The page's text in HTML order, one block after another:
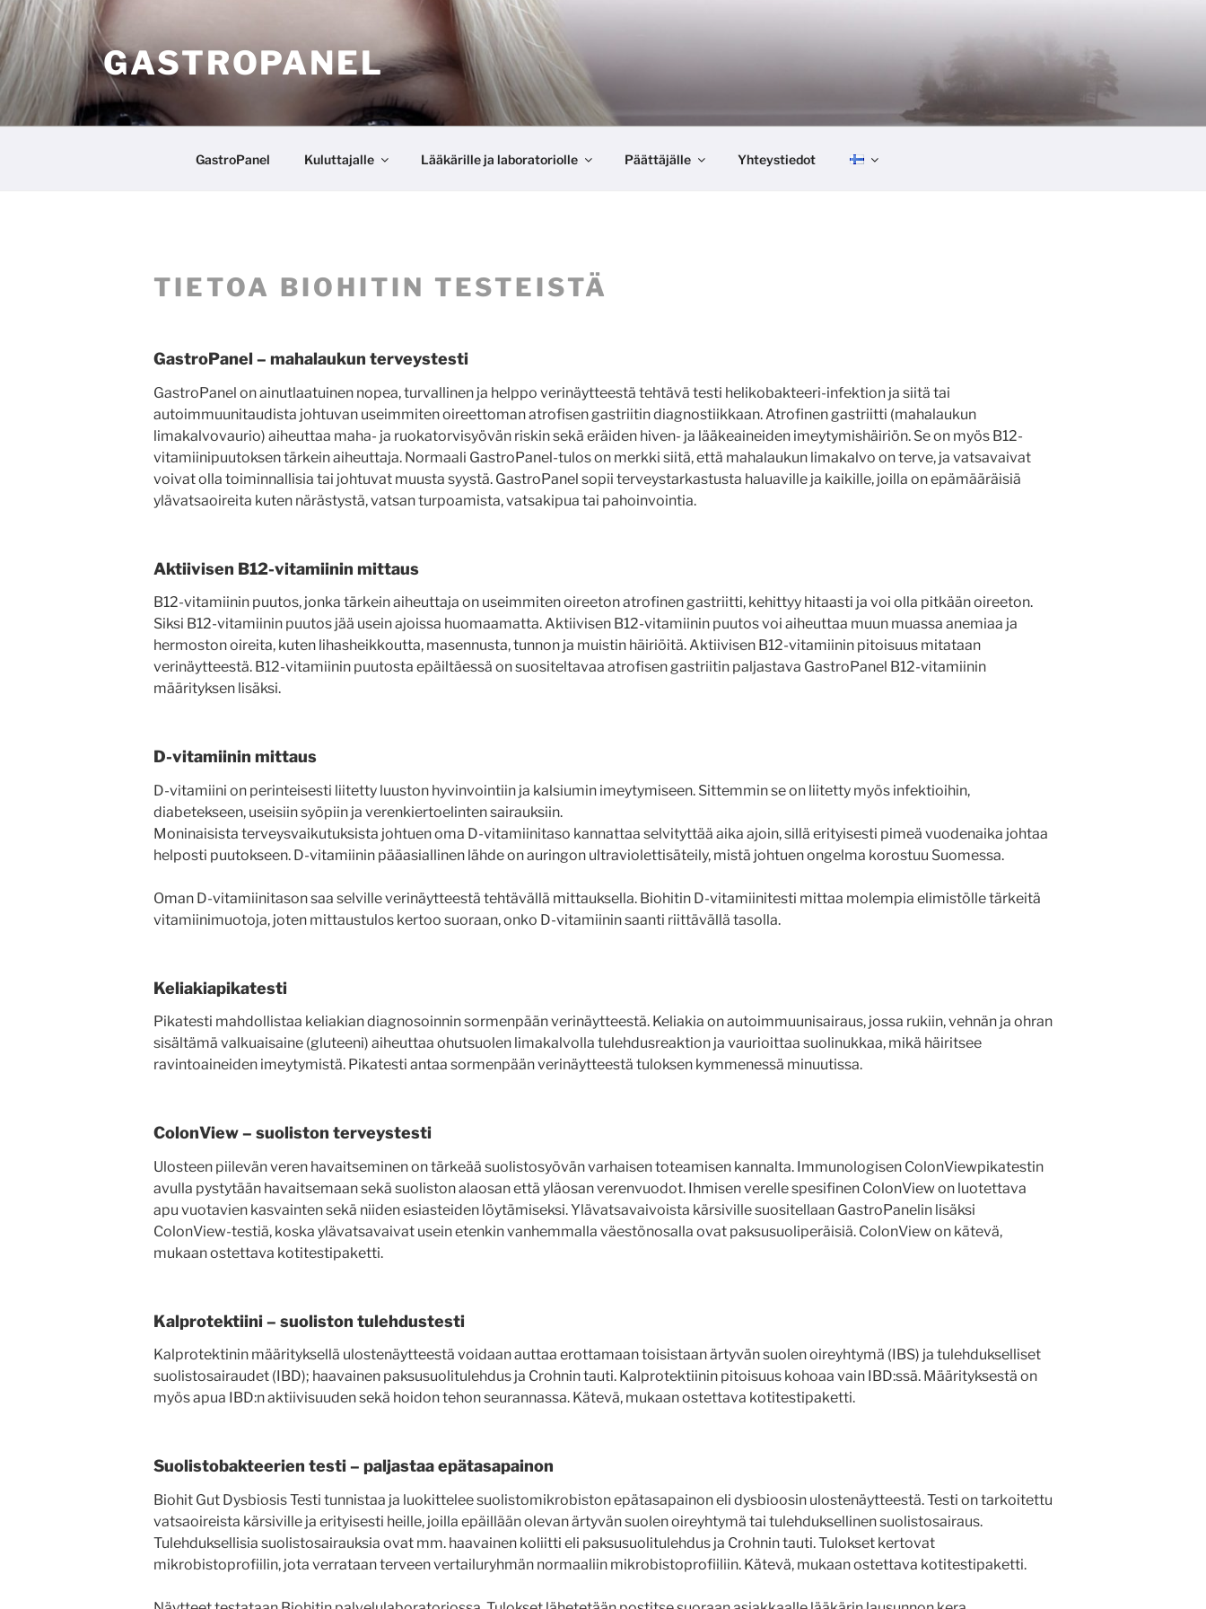
Siirry
sisältöön
GASTROPANEL
GastroPanel Kuluttajalle Lääkärille ja laboratoriolle Päättäjälle Yhteystiedot
TIETOA BIOHITIN TESTEISTÄ
GastroPanel – mahalaukun terveystesti
GastroPanel on ainutlaatuinen nopea, turvallinen ja helppo verinäytteestä tehtävä testi helikobakteeri-infektion ja siitä tai
autoimmuunitaudista johtuvan useimmiten oireettoman atrofisen gastriitin diagnostiikkaan. Atrofinen gastriitti (mahalaukun
limakalvovaurio) aiheuttaa maha- ja ruokatorvisyövän riskin sekä eräiden hiven- ja lääkeaineiden imeytymishäiriön. Se on myös B12-
vitamiinipuutoksen tärkein aiheuttaja. Normaali GastroPanel-tulos on merkki siitä, että mahalaukun limakalvo on terve, ja vatsavaivat
voivat olla toiminnallisia tai johtuvat muusta syystä. GastroPanel sopii terveystarkastusta haluaville ja kaikille, joilla on epämääräisiä
ylävatsaoireita kuten närästystä, vatsan turpoamista, vatsakipua tai pahoinvointia.
Aktiivisen B12-vitamiinin mittaus
B12-vitamiinin puutos, jonka tärkein aiheuttaja on useimmiten oireeton atrofinen gastriitti, kehittyy hitaasti ja voi olla pitkään oireeton.
Siksi B12-vitamiinin puutos jää usein ajoissa huomaamatta. Aktiivisen B12-vitamiinin puutos voi aiheuttaa muun muassa anemiaa ja
hermoston oireita, kuten lihasheikkoutta, masennusta, tunnon ja muistin häiriöitä. Aktiivisen B12-vitamiinin pitoisuus mitataan
verinäytteestä. B12-vitamiinin puutosta epäiltäessä on suositeltavaa atrofisen gastriitin paljastava GastroPanel B12-vitamiinin
määrityksen lisäksi.
D-vitamiinin mittaus
D-vitamiini on perinteisesti liitetty luuston hyvinvointiin ja kalsiumin imeytymiseen. Sittemmin se on liitetty myös infektioihin,
diabetekseen, useisiin syöpiin ja verenkiertoelinten sairauksiin.
Moninaisista terveysvaikutuksista johtuen oma D-vitamiinitaso kannattaa selvityttää aika ajoin, sillä erityisesti pimeä vuodenaika johtaa
helposti puutokseen. D-vitamiinin pääasiallinen lähde on auringon ultraviolettisäteily, mistä johtuen ongelma korostuu Suomessa.
Oman D-vitamiinitason saa selville verinäytteestä tehtävällä mittauksella. Biohitin D-vitamiinitesti mittaa molempia elimistölle tärkeitä
vitamiinimuotoja, joten mittaustulos kertoo suoraan, onko D-vitamiinin saanti riittävällä tasolla.
Keliakiapikatesti
Pikatesti mahdollistaa keliakian diagnosoinnin sormenpään verinäytteestä. Keliakia on autoimmuunisairaus, jossa rukiin, vehnän ja ohran
sisältämä valkuaisaine (gluteeni) aiheuttaa ohutsuolen limakalvolla tulehdusreaktion ja vaurioittaa suolinukkaa, mikä häiritsee
ravintoaineiden imeytymistä. Pikatesti antaa sormenpään verinäytteestä tuloksen kymmenessä minuutissa.
ColonView – suoliston terveystesti
Ulosteen piilevän veren havaitseminen on tärkeää suolistosyövän varhaisen toteamisen kannalta. Immunologisen ColonViewpikatestin
avulla pystytään havaitsemaan sekä suoliston alaosan että yläosan verenvuodot. Ihmisen verelle spesifinen ColonView on luotettava
apu vuotavien kasvainten sekä niiden esiasteiden löytämiseksi. Ylävatsavaivoista kärsiville suositellaan GastroPanelin lisäksi
ColonView-testiä, koska ylävatsavaivat usein etenkin vanhemmalla väestönosalla ovat paksusuoliperäisiä. ColonView on kätevä,
mukaan ostettava kotitestipaketti.
Kalprotektiini – suoliston tulehdustesti
Kalprotektinin määrityksellä ulostenäytteestä voidaan auttaa erottamaan toisistaan ärtyvän suolen oireyhtymä (IBS) ja tulehdukselliset
suolistosairaudet (IBD); haavainen paksusuolitulehdus ja Crohnin tauti. Kalprotektiinin pitoisuus kohoaa vain IBD:ssä. Määrityksestä on
myös apua IBD:n aktiivisuuden sekä hoidon tehon seurannassa. Kätevä, mukaan ostettava kotitestipaketti.
Suolistobakteerien testi – paljastaa epätasapainon
Biohit Gut Dysbiosis Testi tunnistaa ja luokittelee suolistomikrobiston epätasapainon eli dysbioosin ulostenäytteestä. Testi on tarkoitettu
vatsaoireista kärsiville ja erityisesti heille, joilla epäillään olevan ärtyvän suolen oireyhtymä tai tulehduksellinen suolistosairaus.
Tulehduksellisia suolistosairauksia ovat mm. haavainen koliitti eli paksusuolitulehdus ja Crohnin tauti. Tulokset kertovat
mikrobistoprofiilin, jota verrataan terveen vertailuryhmän normaaliin mikrobistoprofiiliin. Kätevä, mukaan ostettava kotitestipaketti.